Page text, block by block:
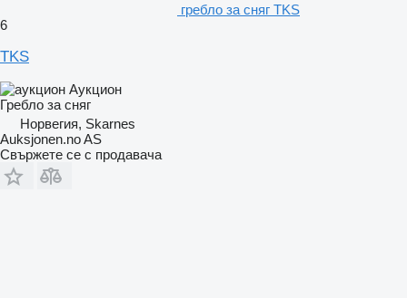
гребло за сняг TKS
6
TKS
Аукцион
Гребло за сняг
Норвегия, Skarnes
Auksjonen.no AS
Свържете се с продавача